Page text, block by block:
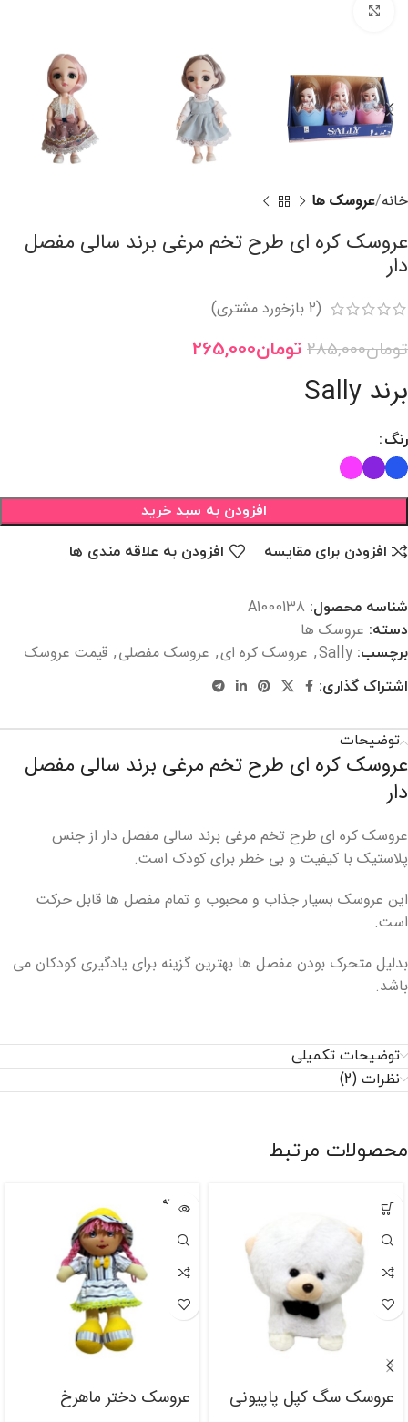
خانه عروسک ها
عروسک کره ای طرح تخم مرغی برند سالی مفصل
دار
(
2 بازخورد مشتری)
تومان285,000 تومان265,000
برند Sally
رنگ
افزودن به سبد خرید
افزودن برای مقایسه افزودن به علاقه مندی ها
شناسه محصول: A1000138
دسته: عروسک ها
برچسب: Sally
, عروسک کره ای, عروسک مفصلی, قیمت عروسک
اشتراک گذاری:
توضیحات
عروسک کره ای طرح تخم مرغی برند سالی مفصل
دار
عروسک کره ای طرح تخم مرغی برند سالی مفصل دار از جنس
پلاستیک با کیفیت و بی خطر برای کودک است.
این عروسک بسیار جذاب و محبوب و تمام مفصل ها قابل حرکت
است.
بدلیل متحرک بودن مفصل ها بهترین گزینه برای یادگیری کودکان می
باشد.
توضیحات تکمیلی
نظرات (2)
محصولات مرتبط
عروسک سگ کپل پاپیونی
فروخته
شده
عروسک دختر ماهرخ